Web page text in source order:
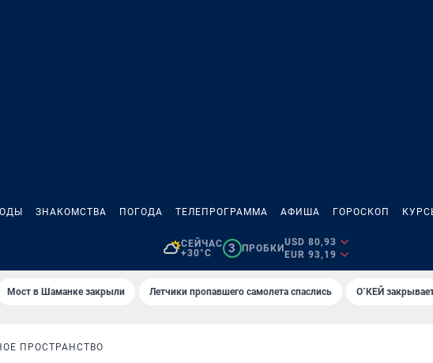
ЗНАКОМСТВА ПОГОДА ТЕЛЕПРОГРАММА АФИША ГОРОСКОП
СЕЙЧАС
+30°C
3 ПРОБКИ
USD 80,93
EUR 93,19
Мост в Шаманке закрыли Летчики пропавшего самолета спаслись О`КЕЙ
ПРОСТРАНСТВО